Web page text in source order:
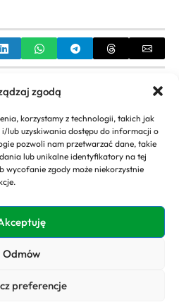
zgodą
korzystamy z technologii, takich jak
lub uzyskiwania dostępu do informacji o
pozwoli nam przetwarzać dane, takie
lub unikalne identyfikatory na tej
wycofanie zgody może niekorzystnie
Odmów
preferencje
Orłami Online: Gdzie Legalnie
Odcinki Serialu? TVP VOD
NEXT
Kompleksowy
Oświetleniu Ogrodu
Prywatności